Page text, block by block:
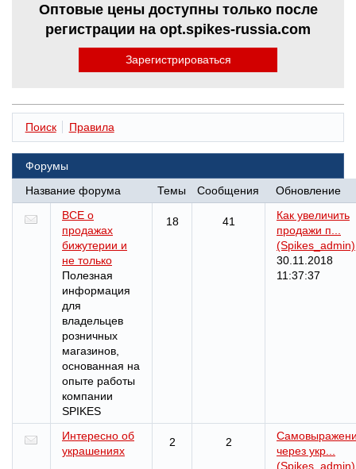
Оптовые цены доступны только после
регистрации на opt.spikes-russia.com
Зарегистрироваться
Поиск Правила
Форумы
Название форума
Темы Сообщения
Обновление
ВСЕ о
продажах
бижутерии и
не только
Полезная
информация
для
владельцев
розничных
магазинов,
основанная на
опыте работы
компании
SPIKES
18 41
Как увеличить
продажи п...
(Spikes_admin)
30.11.2018
11:37:37
Интересно об
украшениях
2 2
через укр...
(Spikes_admin)